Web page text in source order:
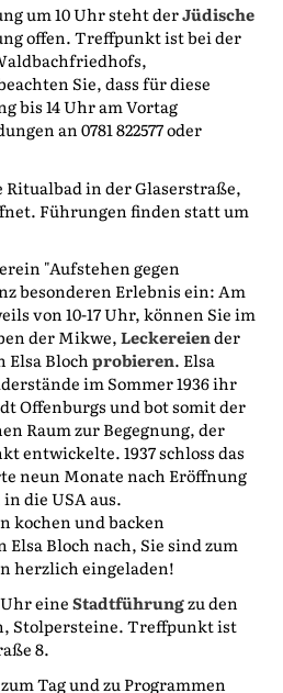
um 10 Uhr steht derJüdische
offen. Treffpunkt ist bei der
Sie, dass für diese
bis 14 Uhr am Vortag
an 0781 822577 oder
Ritualbad in der Glaserstraße,
Führungen finden statt um
"Aufstehen gegen
besonderen Erlebnis ein: Am
von 10-17 Uhr, können Sie im
der Mikwe,Leckereiender
Blochprobieren. Elsa
im Sommer 1936 ihr
Offenburgs und bot somit der
Raum zur Begegnung, der
entwickelte. 1937 schloss das
neun Monate nach Eröffnung
die USA aus.
kochen und backen
Bloch nach, Sie sind zum
herzlich eingeladen!
eineStadtführungzu den
Stolpersteine. Treffpunkt ist
8.
Tag und zu Programmen